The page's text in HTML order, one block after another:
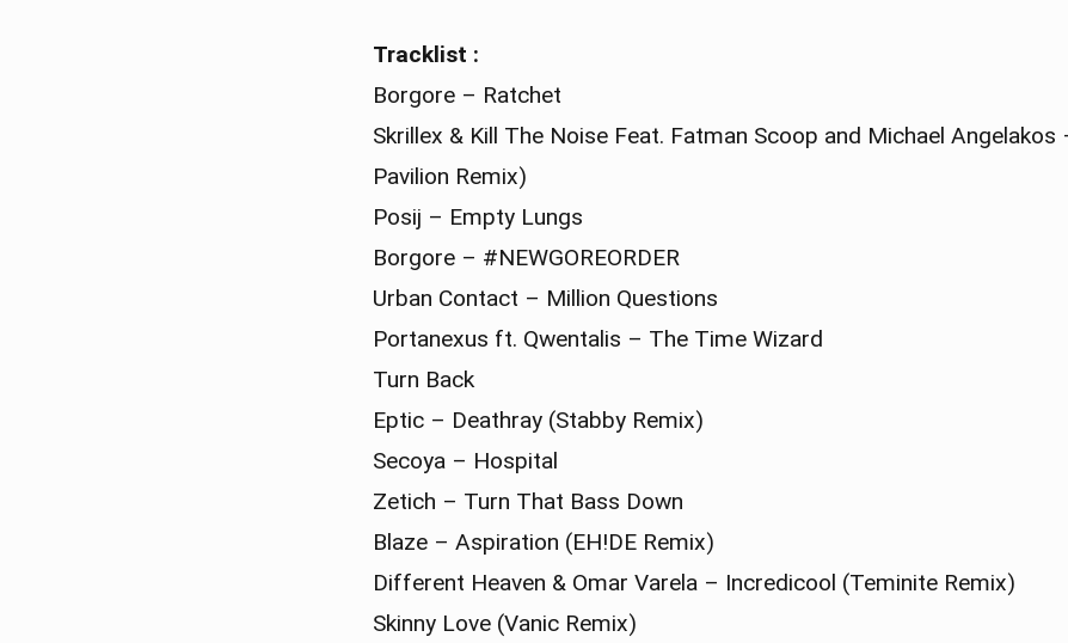
Tracklist :
Borgore – Ratchet
Skrillex & Kill The Noise Feat. Fatman Scoop and Michael Angelakos
Pavilion Remix)
Posij – Empty Lungs
Borgore – #NEWGOREORDER
Urban Contact – Million Questions
Portanexus ft. Qwentalis – The Time Wizard
Turn Back
Eptic – Deathray (Stabby Remix)
Secoya – Hospital
Zetich – Turn That Bass Down
Blaze – Aspiration (EH!DE Remix)
Different Heaven & Omar Varela – Incredicool (Teminite Remix)
Skinny Love (Vanic Remix)